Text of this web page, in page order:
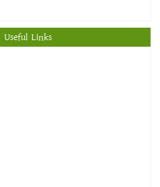
Useful Links